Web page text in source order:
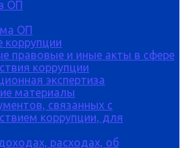
ОП
ОП
коррупции
правовые и иные акты в сфере
коррупции
экспертиза
материалы
связанных с
коррупции, для
расходах, об